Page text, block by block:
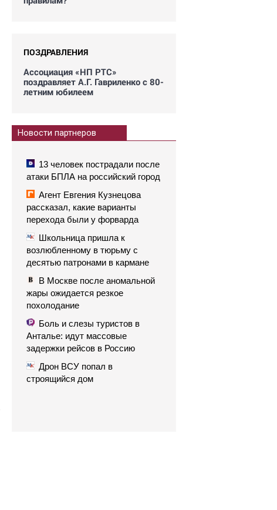
ПОЗДРАВЛЕНИЯ
Ассоциация «НП РТС»
поздравляет А.Г. Гавриленко с 80-
летним юбилеем
Новости партнеров
13 человек пострадали после
атаки БПЛА на российский город
Агент Евгения Кузнецова
рассказал, какие варианты
перехода были у форварда
Школьница пришла к
возлюбленному в тюрьму с
десятью патронами в кармане
В Москве после аномальной
жары ожидается резкое
похолодание
Боль и слезы туристов в
Анталье: идут массовые
задержки рейсов в Россию
Дрон ВСУ попал в
строящийся дом